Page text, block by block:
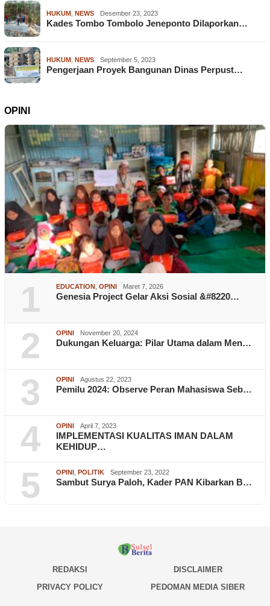
HUKUM NEWS Desember 23, 2023
Kades Tombo Tombolo Jeneponto Dilaporkan…
HUKUM NEWS September 5, 2023
Pengerjaan Proyek Bangunan Dinas Perpust…
OPINI
1 EDUCATION OPINI Maret 7, 2026
Genesia Project Gelar Aksi Sosial &#8220…
2 OPINI November 20, 2024
Dukungan Keluarga: Pilar Utama dalam Men…
3 OPINI Agustus 22, 2023
Pemilu 2024: Observe Peran Mahasiswa Seb…
4 OPINI April 7, 2023
IMPLEMENTASI KUALITAS IMAN DALAM
KEHIDUP…
5 OPINI POLITIK September 23, 2022
Sambut Surya Paloh, Kader PAN Kibarkan B…
REDAKSI
DISCLAIMER
PRIVACY POLICY
PEDOMAN MEDIA SIBER